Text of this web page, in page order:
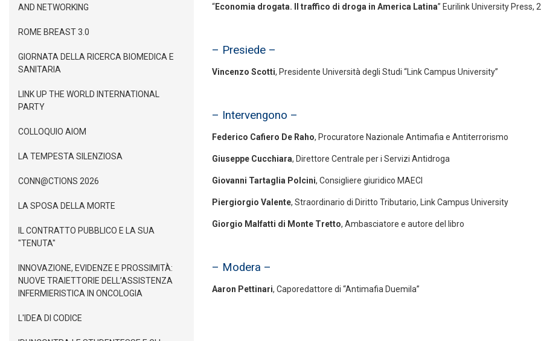
AND NETWORKING
ROME BREAST 3.0
GIORNATA DELLA RICERCA BIOMEDICA E
SANITARIA
LINK UP THE WORLD INTERNATIONAL
PARTY
COLLOQUIO AIOM
LA TEMPESTA SILENZIOSA
CONN@CTIONS 2026
LA SPOSA DELLA MORTE
IL CONTRATTO PUBBLICO E LA SUA
"TENUTA"
INNOVAZIONE, EVIDENZE E PROSSIMITÀ:
NUOVE TRAIETTORIE DELL’ASSISTENZA
INFERMIERISTICA IN ONCOLOGIA
L'IDEA DI CODICE
“Economia drogata. Il traffico di droga in America Latina” Eurilink University Press,
– Presiede –
Vincenzo Scotti, Presidente Università degli Studi “Link Campus University”
– Intervengono –
Federico Cafiero De Raho, Procuratore Nazionale Antimafia e Antiterrorismo
Giuseppe Cucchiara, Direttore Centrale per i Servizi Antidroga
Giovanni Tartaglia Polcini, Consigliere giuridico MAECI
Piergiorgio Valente, Straordinario di Diritto Tributario, Link Campus University
Giorgio Malfatti di Monte Tretto, Ambasciatore e autore del libro
– Modera –
Aaron Pettinari, Caporedattore di “Antimafia Duemila”